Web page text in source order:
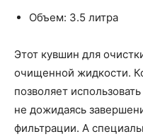
Объем: 3.5 литра
Этот кувшин для
очищенной жидкости.
позволяет
не дожидаясь
фильтрации. А